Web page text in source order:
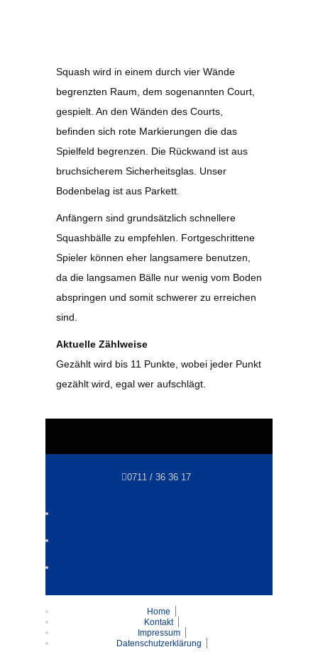
Squash wird in einem durch vier Wände
begrenzten Raum, dem sogenannten Court,
gespielt. An den Wänden des Courts,
befinden sich rote Markierungen die das
Spielfeld begrenzen. Die Rückwand ist aus
bruchsicherem Sicherheitsglas. Unser
Bodenbelag ist aus Parkett.
Anfängern sind grundsätzlich schnellere
Squashbälle zu empfehlen. Fortgeschrittene
Spieler können eher langsamere benutzen,
da die langsamen Bälle nur wenig vom Boden
abspringen und somit schwerer zu erreichen
sind.
Aktuelle Zählweise
Gezählt wird bis 11 Punkte, wobei jeder Punkt
gezählt wird, egal wer aufschlägt.
0711 / 36 36 17
Home
Kontakt
Impressum
Datenschutzerklärung